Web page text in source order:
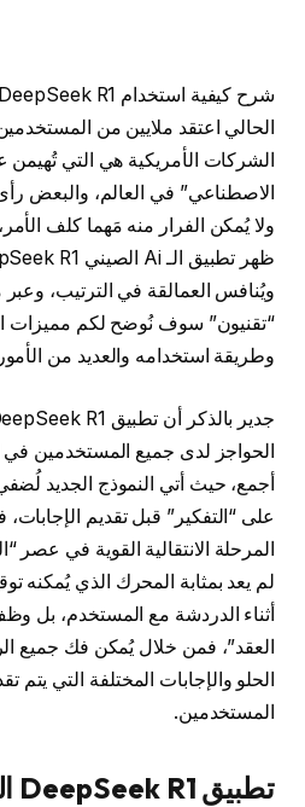
الحالي اعتقد ملايين من
الشركات الأمريكية هي التي تُهيمن
الاصطناعي” في العالم، والبعض
ولا يُمكن الفرار منه مَهما كلف
ويُنافس العمالقة في الترتيب، وعبر
“تقنيون” سوف نُوضح لكم مميزات
وطريقة استخدامه والعديد من
الحواجز لدى جميع المستخدمين في
أجمع، حيث أتي النموذج الجديد
على “التفكير” قبل تقديم
المرحلة الانتقالية القوية في عصر
لم يعد بمثابة المحرك الذي يُمكنه
أثناء الدردشة مع المستخدم، بل
العقد”، فمن خلال يُمكن فك جميع
الحلو والإجابات المختلفة التي يتم
المستخدمين.
تطبيق DeepSeek R1 الذكاء الاصطناعي